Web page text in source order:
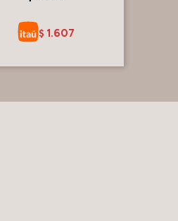
$ 1.607